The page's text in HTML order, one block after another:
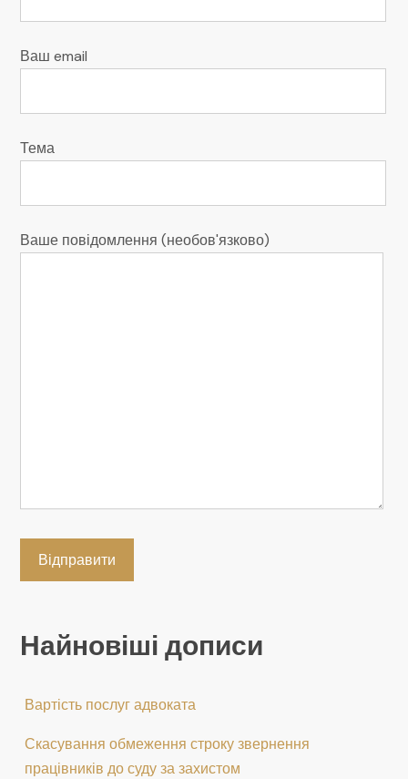
Ваш email
Тема
Ваше повідомлення (необов'язково)
Найновіші дописи
Вартість послуг адвоката
Скасування обмеження строку звернення
працівників до суду за захистом